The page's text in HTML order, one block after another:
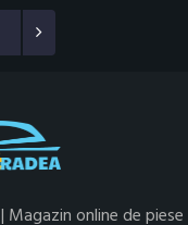
| Magazin online de